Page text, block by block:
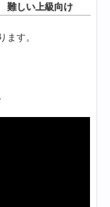
しい上級向け
ます。